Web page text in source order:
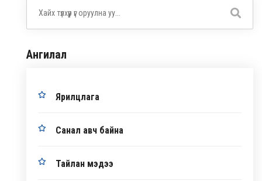
Ангилал
Ярилцлага
Санал авч байна
Тайлан мэдээ